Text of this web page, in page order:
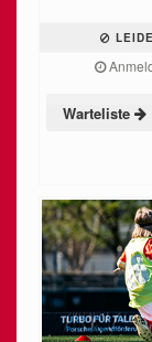
Warteliste